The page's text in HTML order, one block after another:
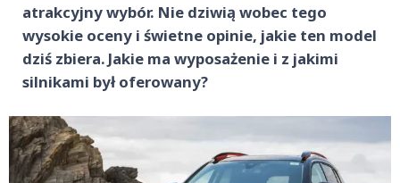
atrakcyjny wybór. Nie dziwią wobec tego
wysokie oceny i świetne opinie, jakie ten model
dziś zbiera. Jakie ma wyposażenie i z jakimi
silnikami był oferowany?